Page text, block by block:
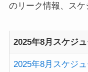
のリーク情報、スケ
2025年8月スケジ
2025年8月スケジ